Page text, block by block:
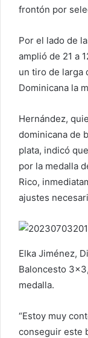
frontón por
Por el lado de
amplió de 21 a
un tiro de larga
Dominicana la
Hernández,
dominicana de
plata, indicó
por la medalla
Rico,
ajustes
Elka Jiménez,
Baloncesto
medalla.
“Estoy muy
conseguir este